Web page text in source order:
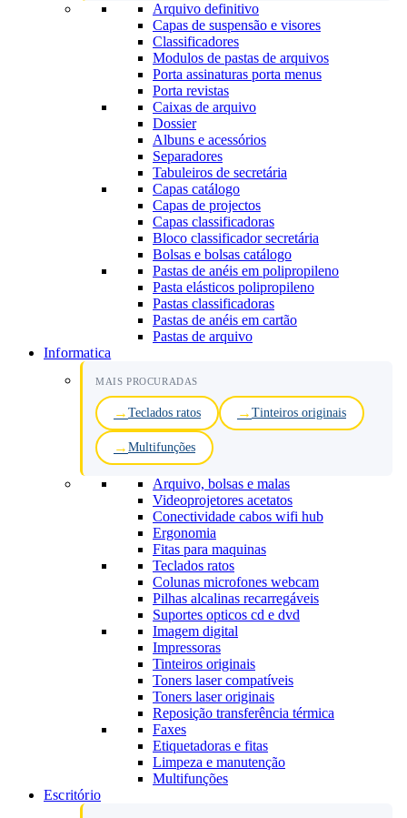
Arquivo definitivo
Capas de suspensão e visores
Classificadores
Modulos de pastas de arquivos
Porta assinaturas porta menus
Porta revistas
Caixas de arquivo
Dossier
Albuns e acessórios
Separadores
Tabuleiros de secretária
Capas catálogo
Capas de projectos
Capas classificadoras
Bloco classificador secretária
Bolsas e bolsas catálogo
Pastas de anéis em polipropileno
Pasta elásticos polipropileno
Pastas classificadoras
Pastas de anéis em cartão
Pastas de arquivo
Informatica
MAIS PROCURADAS
Teclados ratos Tinteiros originais
Multifunções
Arquivo, bolsas e malas
Videoprojetores acetatos
Conectividade cabos wifi hub
Ergonomia
Fitas para maquinas
Teclados ratos
Colunas microfones webcam
Pilhas alcalinas recarregáveis
Suportes opticos cd e dvd
Imagem digital
Impressoras
Tinteiros originais
Toners laser compatíveis
Toners laser originais
Reposição transferência térmica
Faxes
Etiquetadoras e fitas
Limpeza e manutenção
Multifunções
Escritório